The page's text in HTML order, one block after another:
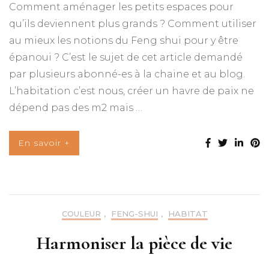
Comment aménager les petits espaces pour
qu’ils deviennent plus grands ? Comment utiliser
au mieux les notions du Feng shui pour y être
épanoui ? C’est le sujet de cet article demandé
par plusieurs abonné-es à la chaine et au blog.
L’habitation c’est nous, créer un havre de paix ne
dépend pas des m2 mais …
En savoir +
COULEUR , FENG-SHUI , HABITAT
Harmoniser la pièce de vie